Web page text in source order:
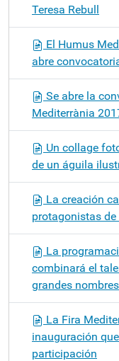
Teresa Rebull
El Humus
abre
Se abre la
Mediterrània
Un collage
de un águila
La creación
protagonistas
La
combinará el
grandes
La Fira
inauguración
participación